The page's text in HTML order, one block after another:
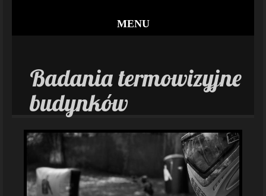
MENU
Badania termowizyjne
budynków